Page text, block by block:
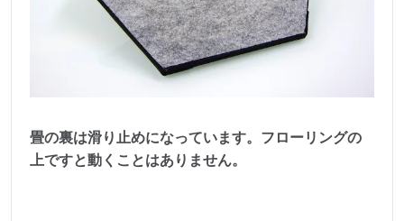
畳の裏は滑り止めになっています。フローリングの
上ですと動くことはありません。